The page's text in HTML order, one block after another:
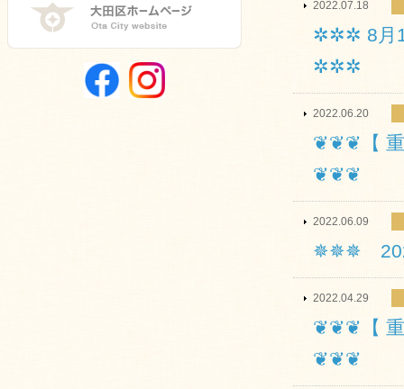
2022.07.18
✲✲✲ 8月
✲✲✲
2022.06.20
❦❦❦【 重
❦❦❦
2022.06.09
✵✵✵
2022.04.29
❦❦❦【 重
❦❦❦